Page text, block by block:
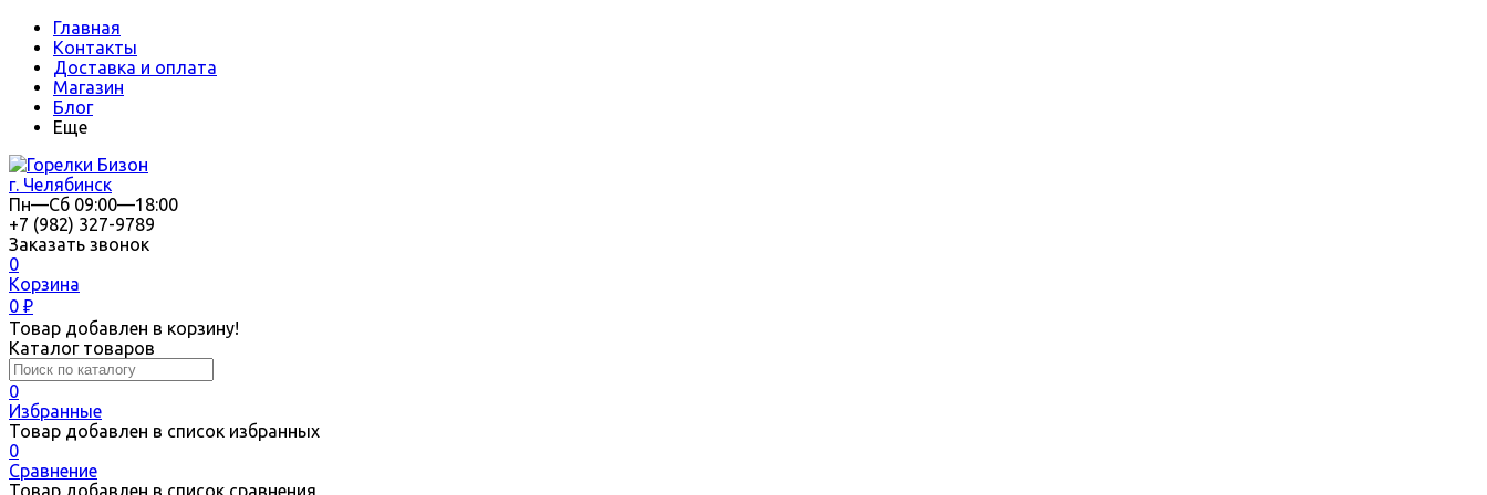
Главная
Контакты
Доставка и оплата
Магазин
Блог
Еще
г. Челябинск
Пн—Сб 09:00—18:00
+7 (982) 327-9789
Заказать звонок
0
Корзина
0 ₽
Товар добавлен в корзину!
Каталог товаров
0
Избранные
Товар добавлен в список избранных
0
Сравнение
Товар добавлен в список сравнения